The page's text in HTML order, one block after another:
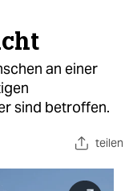
an einer
sind betroffen.
teilen